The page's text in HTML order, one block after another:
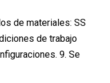
de materiales: SS
de trabajo
9. Se